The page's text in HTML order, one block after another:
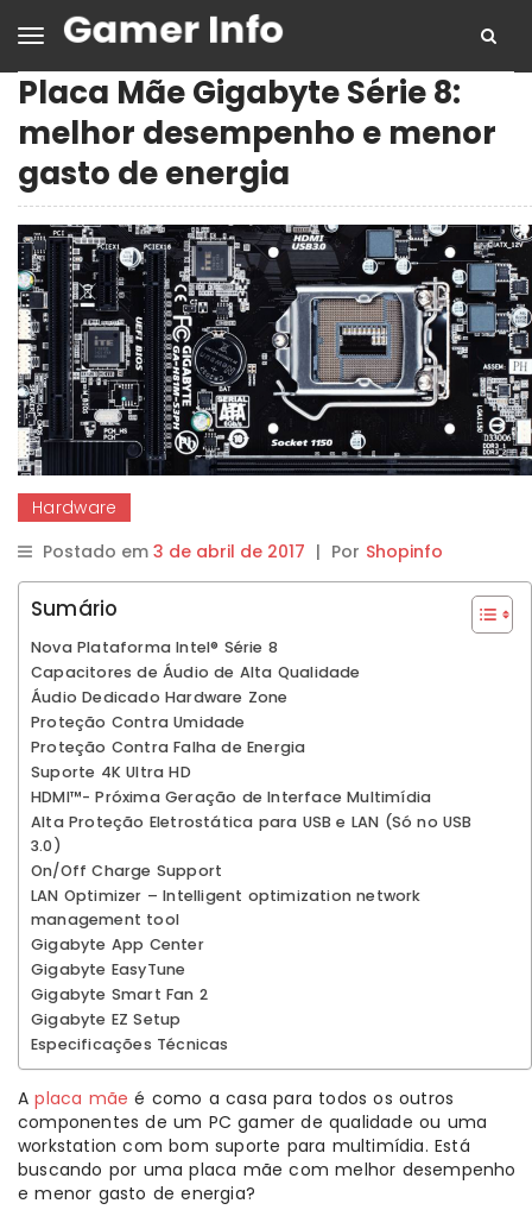
Placa Mãe Gigabyte Série 8:
melhor desempenho e menor
gasto de energia
Hardware
Postado em 3 de abril de 2017 | Por Shopinfo
Sumário
Nova Plataforma Intel® Série 8
Capacitores de Áudio de Alta Qualidade
Áudio Dedicado Hardware Zone
Proteção Contra Umidade
Proteção Contra Falha de Energia
Suporte 4K Ultra HD
HDMI™- Próxima Geração de Interface Multimídia
Alta Proteção Eletrostática para USB e LAN (Só no USB
3.0)
On/Off Charge Support
LAN Optimizer – Intelligent optimization network
management tool
Gigabyte App Center
Gigabyte EasyTune
Gigabyte Smart Fan 2
Gigabyte EZ Setup
Especificações Técnicas
Aplaca mãe é como a casa para todos os outros
componentes de um PC gamer de qualidade ou uma
workstation com bom suporte para multimídia. Está
buscando por uma placa mãe com melhor desempenho
e menor gasto de energia?